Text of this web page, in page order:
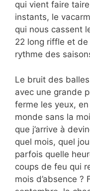
qui vient faire
instants, le
qui nous cassent
22 long riffle et
rythme des
Le bruit des
avec une grande
ferme les yeux,
monde sans la
que j’arrive à
quel mois, quel
parfois quelle
coups de feu qui
mois d’absence ?